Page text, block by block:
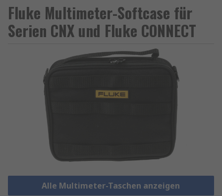
Fluke Multimeter-Softcase für
Serien CNX und Fluke CONNECT
Alle Multimeter-Taschen anzeigen